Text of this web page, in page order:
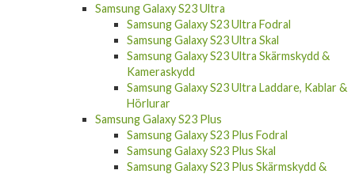
Samsung Galaxy S23 Ultra
Samsung Galaxy S23 Ultra Fodral
Samsung Galaxy S23 Ultra Skal
Samsung Galaxy S23 Ultra Skärmskydd &
Kameraskydd
Samsung Galaxy S23 Ultra Laddare, Kablar &
Hörlurar
Samsung Galaxy S23 Plus
Samsung Galaxy S23 Plus Fodral
Samsung Galaxy S23 Plus Skal
Samsung Galaxy S23 Plus Skärmskydd &